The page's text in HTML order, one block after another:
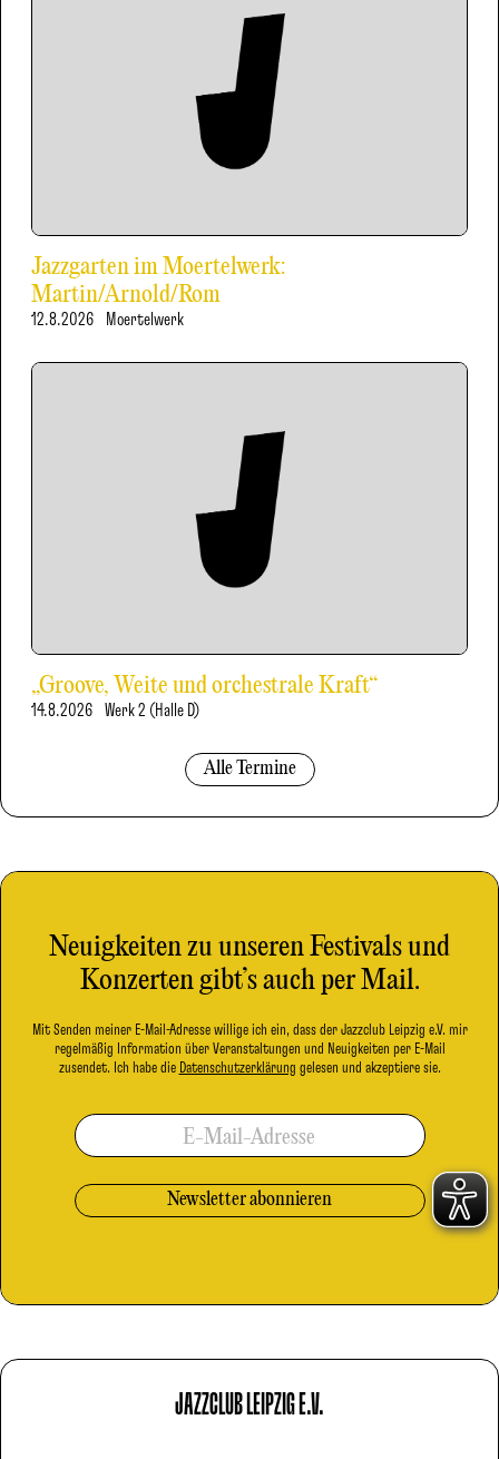
Jazzgarten im Moertelwerk:
Martin/Arnold/Rom
12.8.2026 Moertelwerk
„Groove, Weite und orchestrale Kraft“
14.8.2026 Werk 2 (Halle D)
Alle Termine
Neuigkeiten zu unseren Festivals und
Konzerten gibt’s auch per Mail.
Mit Senden meiner E-Mail-Adresse willige ich ein, dass der Jazzclub Leipzig e.V. mir
regelmäßig Information über Veranstaltungen und Neuigkeiten per E-Mail
zusendet. Ich habe die Datenschutzerklärung gelesen und akzeptiere sie.
E-Mail-Adresse
JAZZCLUB LEIPZIG E.V.